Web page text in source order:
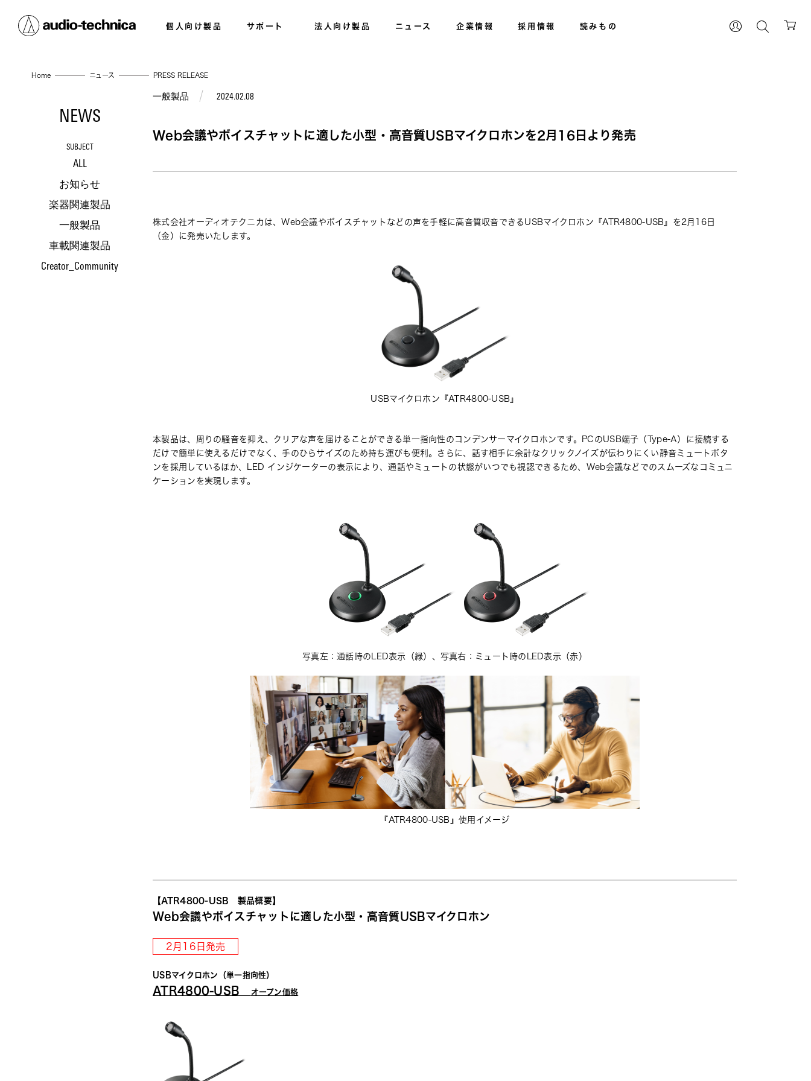
個人向け製品 サポート 法人向け製品 ニュース 企業情報 採用情報 読みもの
Home ニュース PRESS RELEASE
NEWS
SUBJECT
ALL
お知らせ
楽器関連製品
一般製品
車載関連製品
Creator_Community
一般製品 2024.02.08
Web会議やボイスチャットに適した小型・高音質USBマイクロホンを2月16日より発売
株式会社オーディオテクニカは、Web会議やボイスチャットなどの声を手軽に高音質収音できるUSBマイクロホン『ATR4800-USB 』を2月16日
（金）に発売いたします。
USBマイクロホン『ATR4800-USB』
本製品は、周りの騒音を抑え、クリアな声を届けることができる単一指向性のコンデンサーマイクロホンです。PCのUSB端子（Type-A）に接続する
だけで簡単に使えるだけでなく、手のひらサイズのため持ち運びも便利。さらに、話す相手に余計なクリックノイズが伝わりにくい静音ミュートボタ
ンを採用しているほか、LED インジケーターの表示により、通話やミュートの状態がいつでも視認できるため、Web会議などでのスムーズなコミュニ
ケーションを実現します。
写真左：通話時のLED表示（緑）、写真右：ミュート時のLED表示（赤）
『ATR4800-USB』使用イメージ
【ATR4800-USB　製品概要】
Web会議やボイスチャットに適した小型・高音質USBマイクロホン
2月16日発売
USBマイクロホン（単一指向性）
ATR4800-USB オープン価格